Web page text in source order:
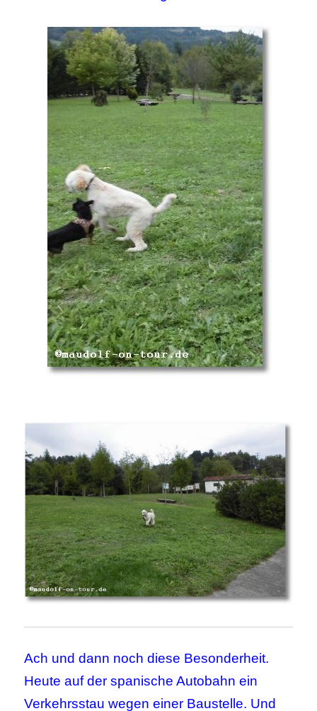
Ach und dann noch diese Besonderheit.
Heute auf der spanische Autobahn ein
Verkehrsstau wegen einer Baustelle. Und